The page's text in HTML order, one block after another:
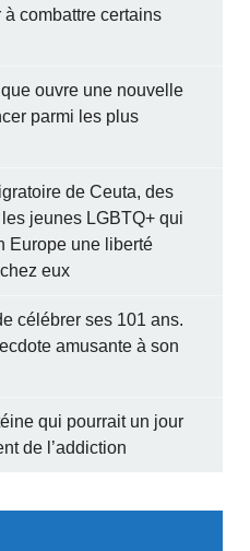
combattre certains
ouvre une nouvelle
parmi les plus
de Ceuta, des
jeunes LGBTQ+ qui
Europe une liberté
eux
célébrer ses 101 ans.
amusante à son
qui pourrait un jour
de l’addiction